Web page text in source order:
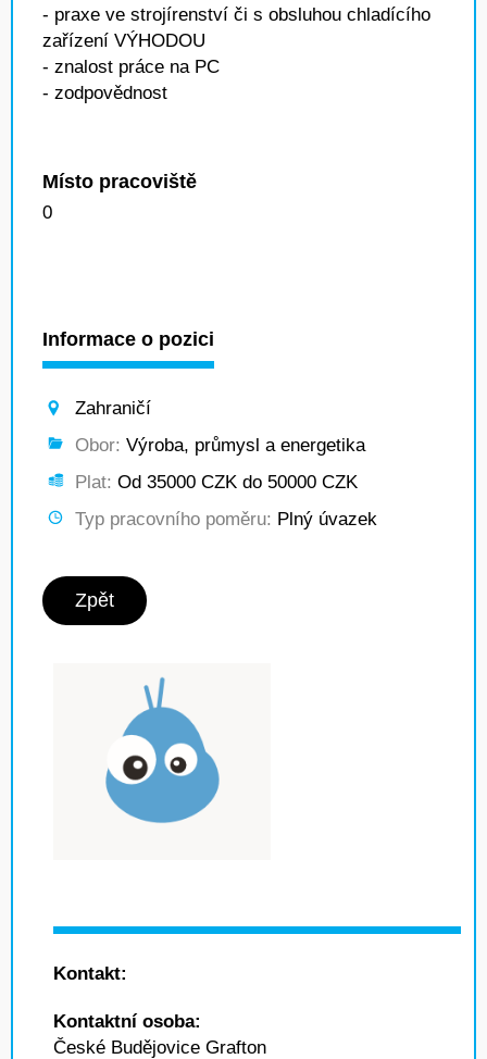
- praxe ve strojírenství či s obsluhou chladícího
zařízení VÝHODOU
- znalost práce na PC
- zodpovědnost
Místo pracoviště
0
Informace o pozici
Zahraničí
Obor: Výroba, průmysl a energetika
Plat: Od 35000 CZK do 50000 CZK
Typ pracovního poměru: Plný úvazek
Zpět
Kontakt:
Kontaktní osoba:
České Budějovice Grafton